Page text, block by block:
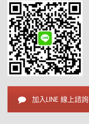
加入LINE 線上諮詢